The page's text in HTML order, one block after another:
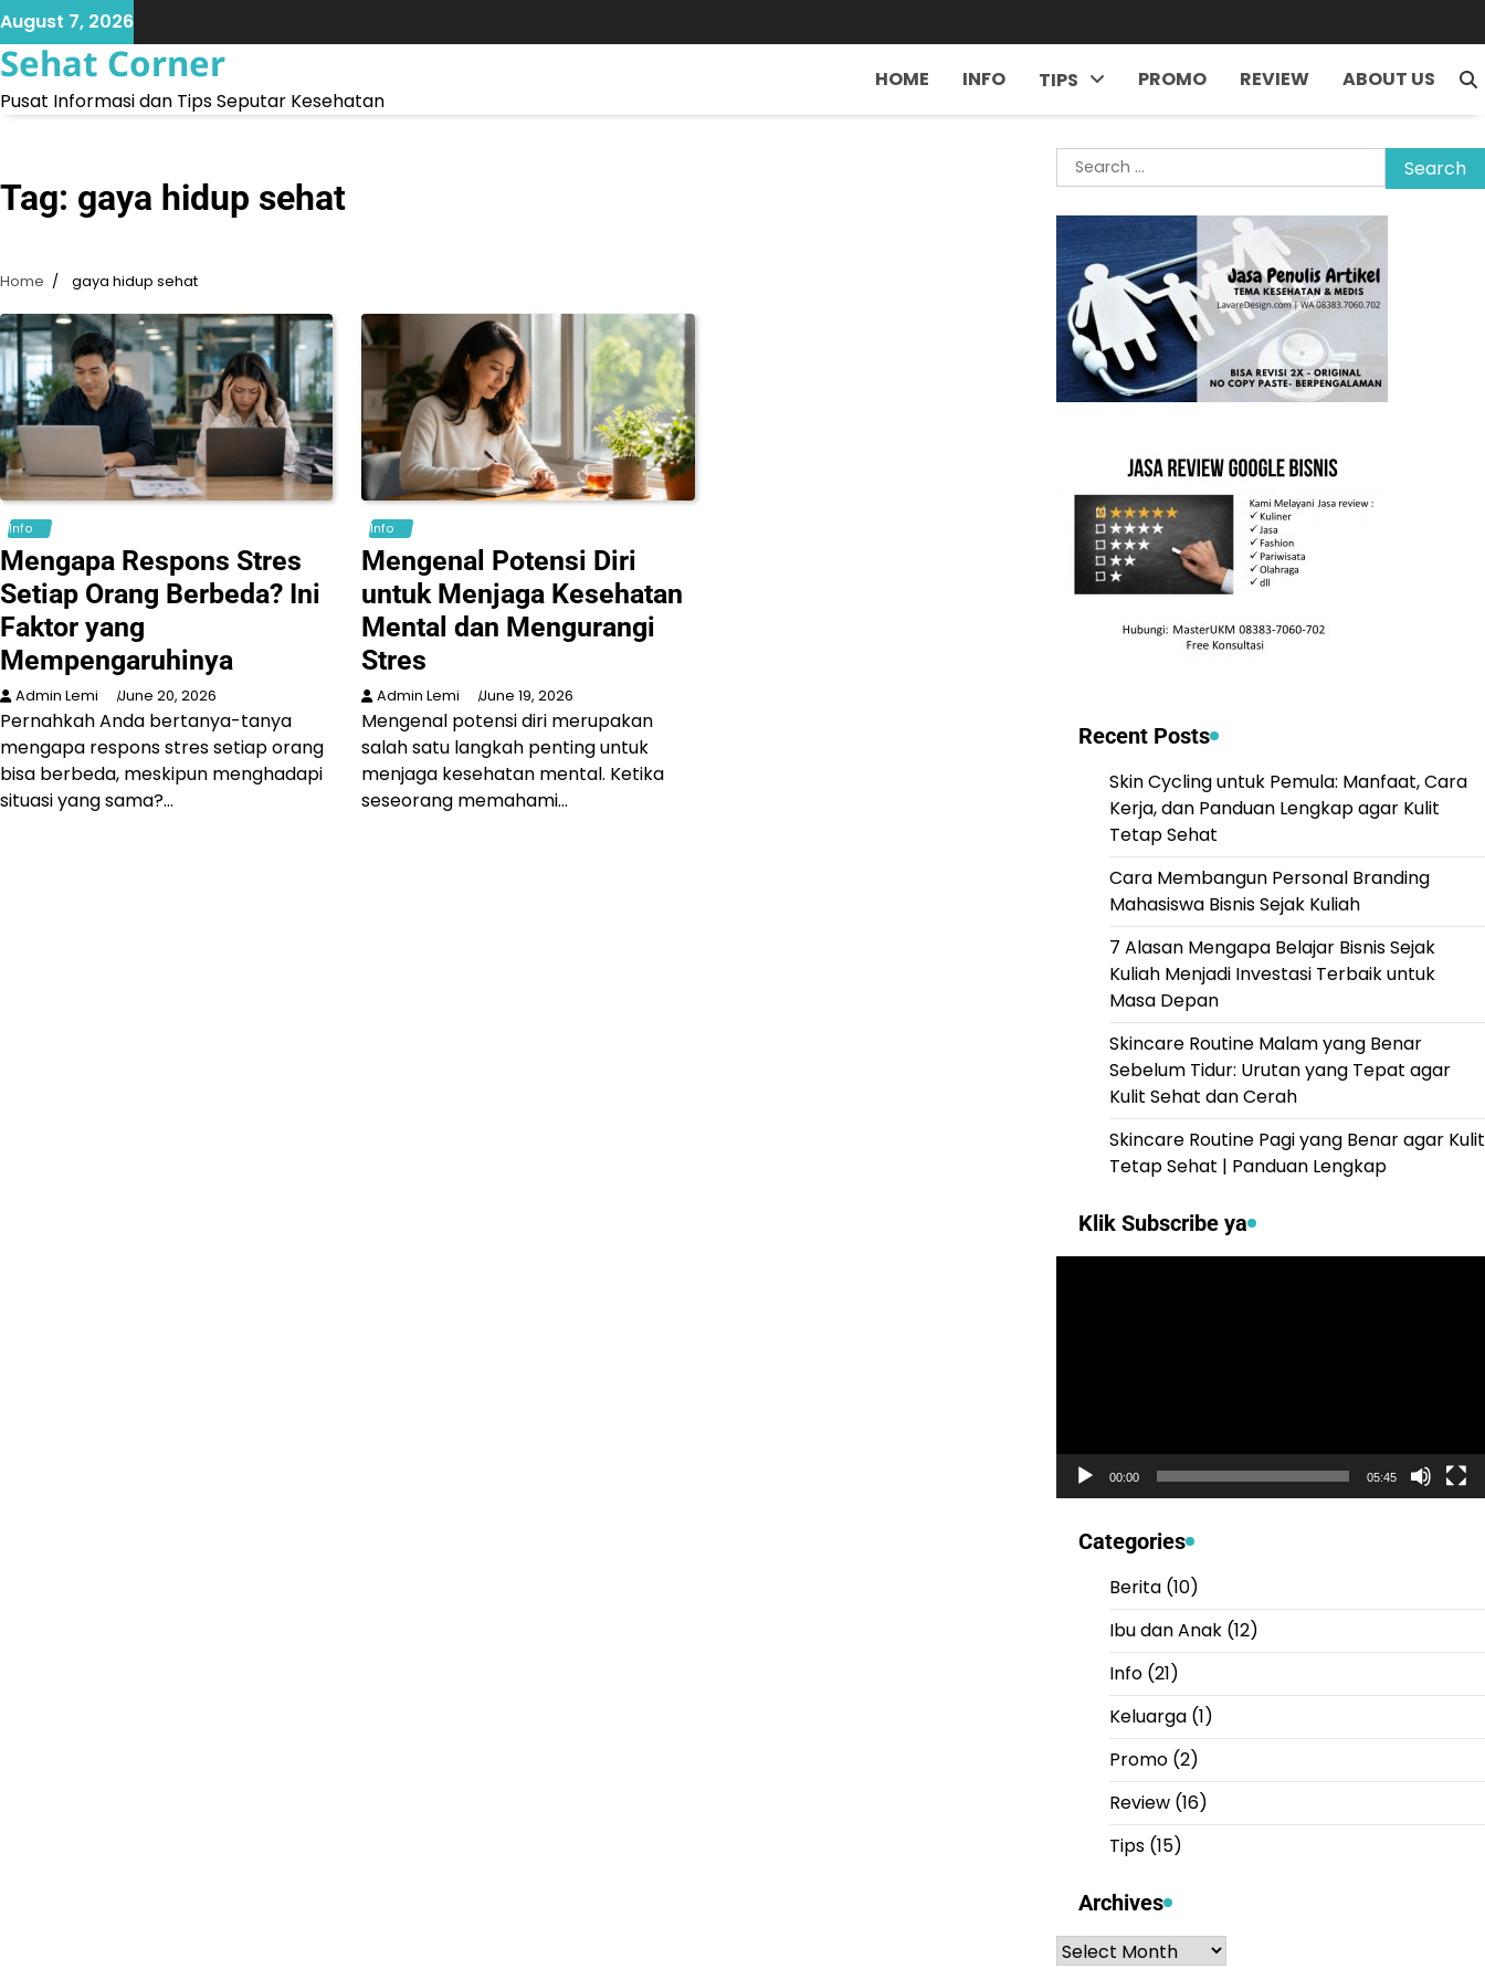
Skip
to
content
August 7, 2026
Sehat Corner
Pusat Informasi dan Tips Seputar Kesehatan
HOME INFO TIPS PROMO REVIEW ABOUT US
Tag: gaya hidup sehat
Home gaya hidup sehat
Info
Mengapa Respons Stres
Setiap Orang Berbeda? Ini
Faktor yang
Mempengaruhinya
Admin Lemi June 20, 2026
Pernahkah Anda bertanya-tanya
mengapa respons stres setiap orang
bisa berbeda, meskipun menghadapi
situasi yang sama?…
Info
Mengenal Potensi Diri
untuk Menjaga Kesehatan
Mental dan Mengurangi
Stres
Admin Lemi June 19, 2026
Mengenal potensi diri merupakan
salah satu langkah penting untuk
menjaga kesehatan mental. Ketika
seseorang memahami…
Search
for:
Recent Posts
Skin Cycling untuk Pemula: Manfaat, Cara
Kerja, dan Panduan Lengkap agar Kulit
Tetap Sehat
Cara Membangun Personal Branding
Mahasiswa Bisnis Sejak Kuliah
7 Alasan Mengapa Belajar Bisnis Sejak
Kuliah Menjadi Investasi Terbaik untuk
Masa Depan
Skincare Routine Malam yang Benar
Sebelum Tidur: Urutan yang Tepat agar
Kulit Sehat dan Cerah
Skincare Routine Pagi yang Benar agar Kulit
Tetap Sehat | Panduan Lengkap
Klik Subscribe ya
00:00 05:45
Categories
Berita(10)
Ibu dan Anak(12)
Info(21)
Keluarga(1)
Promo(2)
Review(16)
Tips(15)
Archives
Archives